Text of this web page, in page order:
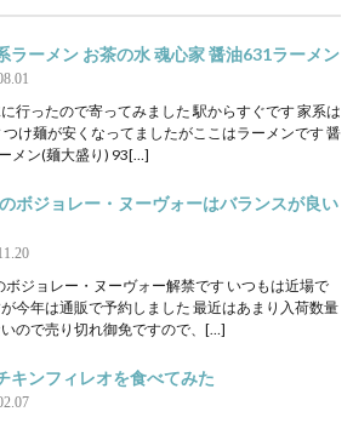
ラーメン お茶の水 魂心家 醤油631ラーメン
行ったので寄ってみました 駅からすぐです 家系は
つけ麺が安くなってましたがここはラーメンです 醤
メン(麺大盛り) 93[…]
ボジョレー・ヌーヴォーはバランスが良い
ボジョレー・ヌーヴォー解禁です いつもは近場で
今年は通販で予約しました 最近はあまり入荷数量
ので売り切れ御免ですので、[…]
キンフィレオを食べてみた